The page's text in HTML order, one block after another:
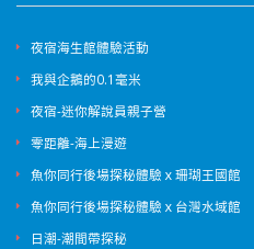
夜宿海生館體驗活動
我與企鵝的0.1毫米
夜宿-迷你解說員親子營
零距離-海上漫遊
魚你同行後場探秘體驗ｘ珊瑚王國館
魚你同行後場探秘體驗ｘ台灣水域館
日潮-潮間帶探秘